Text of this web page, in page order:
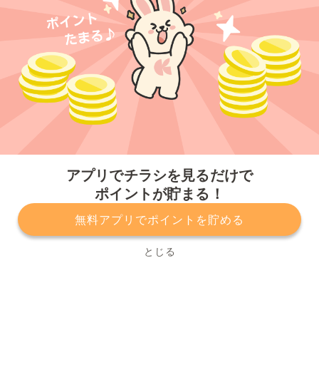
アプリでチラシを見るだけで
ポイントが貯まる！
無料アプリでポイントを貯める
とじる
プライバシーポリシー 利用規約
運営会社
サービスに関してのお問い合わせ